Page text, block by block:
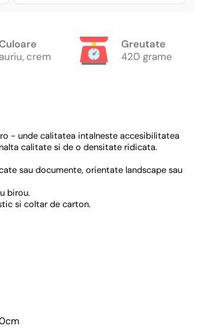
auriu, crem
Greutate
420 grame
- unde calitatea intalneste accesibilitatea
calitate si de o densitate ridicata.
sau documente, orientate landscape sau
birou.
si coltar de carton.